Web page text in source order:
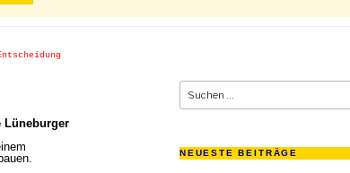
Lüneburger
Suche
nach:
NEUESTE BEITRÄGE